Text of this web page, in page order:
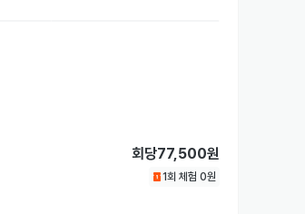
회당77,500원
1회 체험 0원